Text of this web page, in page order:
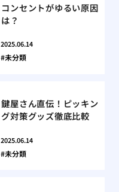
コンセントがゆるい原因
は？
2025.06.14
未分類
鍵屋さん直伝！ピッキン
グ対策グッズ徹底比較
2025.06.14
未分類